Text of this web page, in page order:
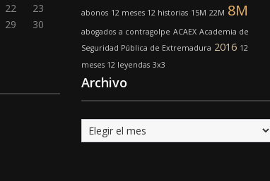
22
23
29
30
abonos 12 meses 12 historias 15M 22M 8M
abogados a contragolpe ACAEX Academia de
Seguridad Pública de Extremadura 2016 12
meses 12 leyendas 3x3
Archivo
Archivo